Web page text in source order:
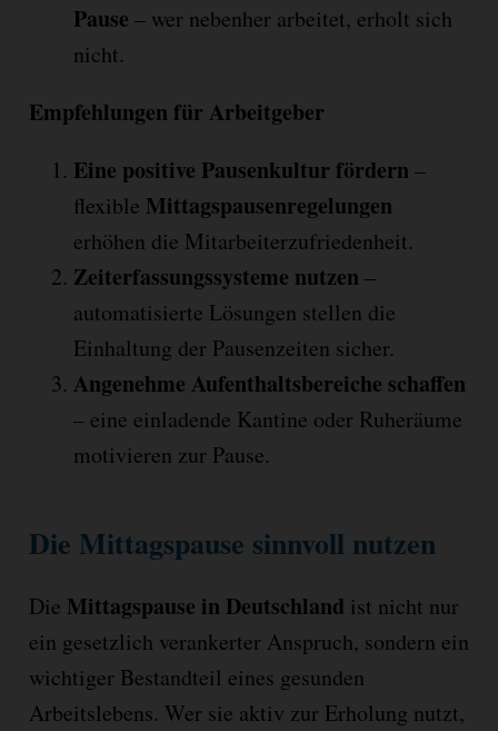
Pause – wer nebenher arbeitet, erholt sich
nicht.
Empfehlungen für Arbeitgeber
Eine positive Pausenkultur fördern –
flexible Mittagspausenregelungen
erhöhen die Mitarbeiterzufriedenheit.
Zeiterfassungssysteme nutzen –
automatisierte Lösungen stellen die
Einhaltung der Pausenzeiten sicher.
Angenehme Aufenthaltsbereiche schaffen
– eine einladende Kantine oder Ruheräume
motivieren zur Pause.
Die Mittagspause sinnvoll nutzen
Die Mittagspause in Deutschland ist nicht nur
ein gesetzlich verankerter Anspruch, sondern ein
wichtiger Bestandteil eines gesunden
Arbeitslebens. Wer sie aktiv zur Erholung nutzt,